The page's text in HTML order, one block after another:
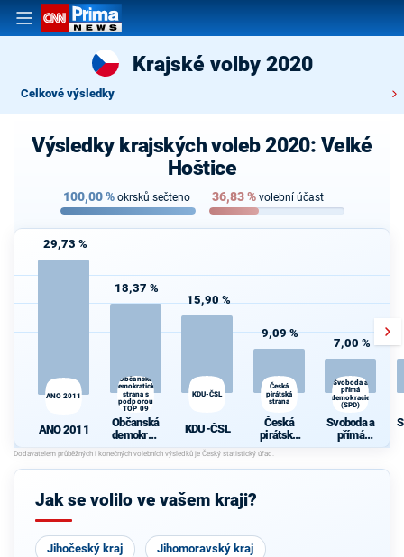
Krajské volby 2020
Celkové výsledky
Výsledky krajských voleb 2020: Velké
Hoštice
100,00% okrsků sečteno 36,83% volební účast
29,73 %
ANO 2011
ANO 2011
18,37 %
Občanská
demokratická
strana s
podporou
TOP 09
Občanská
demokrati
cká strana
s podporou
TOP 09
15,90 %
KDU-ČSL
KDU-ČSL
9,09 %
Česká
pirátská
strana
Česká
pirátská
strana
7,00 %
Svoboda a
přímá
demokracie
(SPD)
Svoboda a
přímá
demokraci
Jak se volilo ve vašem kraji?
Jihočeský kraj Jihomoravský kraj